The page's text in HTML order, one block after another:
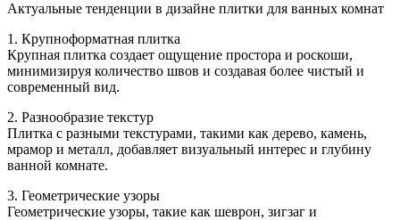
фото
Актуальные тенденции в дизайне плитки для ванных комнат
1. Крупноформатная плитка
Крупная плитка создает ощущение простора и роскоши,
минимизируя количество швов и создавая более чистый и
современный вид.
2. Разнообразие текстур
Плитка с разными текстурами, такими как дерево, камень,
мрамор и металл, добавляет визуальный интерес и глубину
ванной комнате.
3. Геометрические узоры
Геометрические узоры, такие как шеврон, зигзаг и